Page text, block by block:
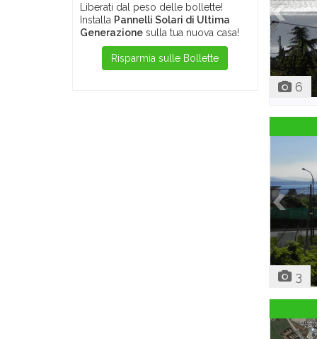
Liberati dal peso delle bollette!
Installa Pannelli Solari di Ultima
Generazione sulla tua nuova casa!
Risparmia sulle Bollette
6
3